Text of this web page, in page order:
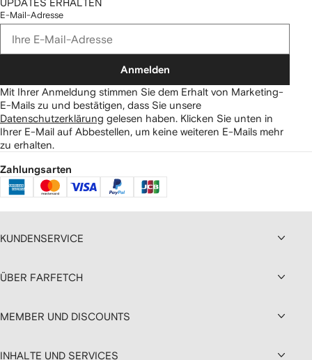
UPDATES ERHALTEN
E-Mail-Adresse
Anmelden
Mit Ihrer Anmeldung stimmen Sie dem Erhalt von Marketing-
E-Mails zu und bestätigen, dass Sie unsere
Datenschutzerklärung gelesen haben. Klicken Sie unten in
Ihrer E-Mail auf Abbestellen, um keine weiteren E-Mails mehr
zu erhalten.
Zahlungsarten
KUNDENSERVICE
ÜBER FARFETCH
MEMBER UND DISCOUNTS
INHALTE UND SERVICES